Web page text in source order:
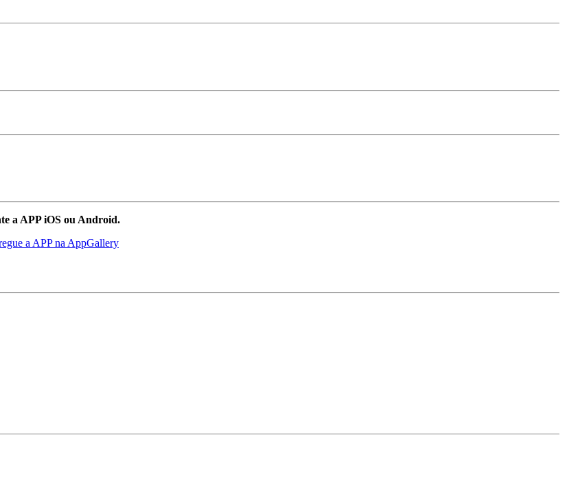
a APP iOS ou Android.